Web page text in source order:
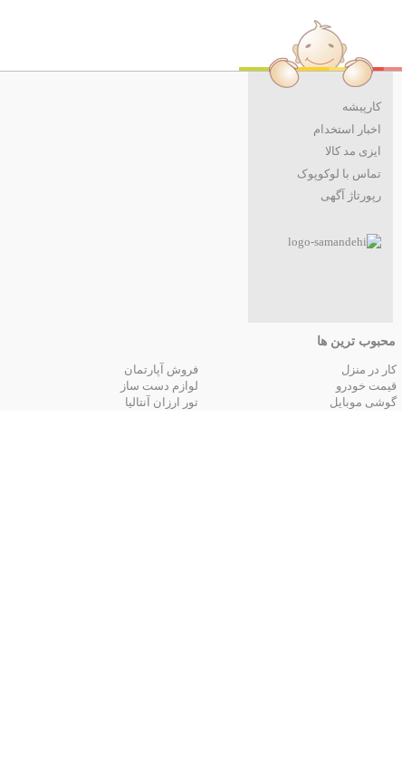
کارپیشه
اخبار استخدام
ایزی مد کالا
تماس با لوکوپوک
رپورتاژ آگهی
محبوب ترین ها
کار در منزل فروش آپارتمان
قیمت خودرو
لوازم دست ساز
گوشی موبایل
تور ارزان آنتالیا